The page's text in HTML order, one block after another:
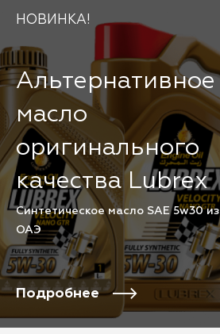
НОВИНКА!
Альтернативное
масло
оригинального
качества Lubrex
Cинтетическое масло SAE 5w30 из
ОАЭ
Подробнее